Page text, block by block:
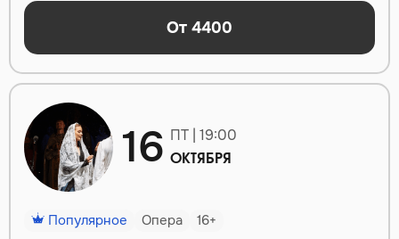
От 4400
16 ПТ | 19:00
ОКТЯБРЯ
Популярное Опера 16+